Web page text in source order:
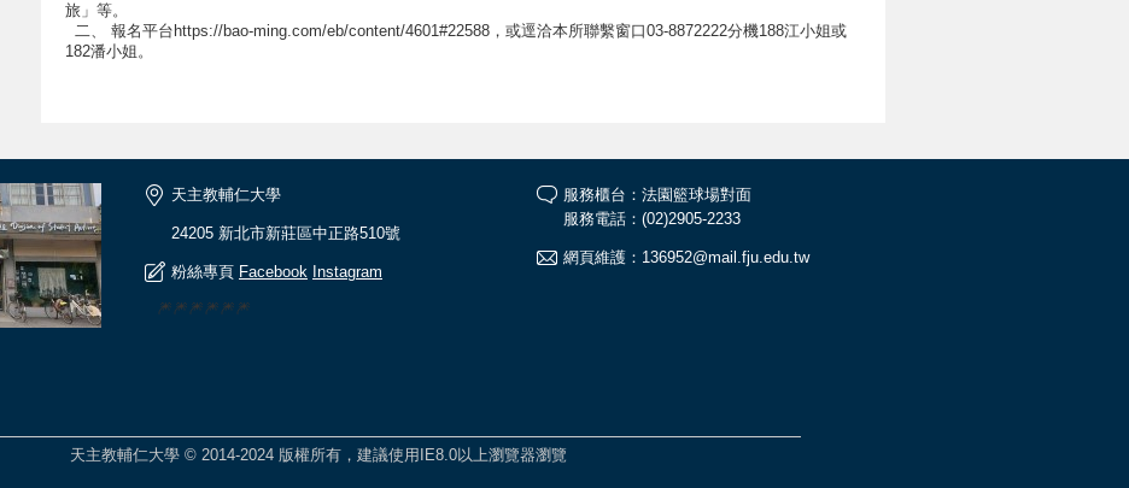
旅」等。
二、 報名平台https://bao-ming.com/eb/content/4601#22588，或逕洽本所聯繫窗口03-8872222分機188江小姐或
182潘小姐。
天主教輔仁大學
24205 新北市新莊區中正路510號
粉絲專頁 Facebook Instagram
🎆🎆🎆🎆🎆🎆
服務櫃台：法園籃球場對面
服務電話：(02)2905-2233
網頁維護：136952@mail.fju.edu.tw
天主教輔仁大學 © 2014-2024 版權所有，建議使用IE8.0以上瀏覽器瀏覽